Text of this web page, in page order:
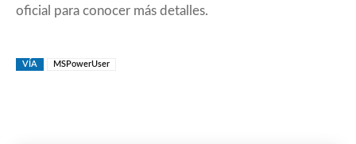
oficial para conocer más detalles.
VÍA MSPowerUser